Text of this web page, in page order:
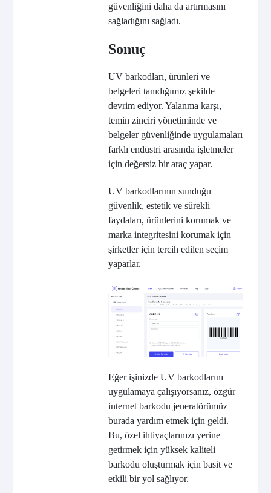
güvenliğini daha da artırmasını
sağladığını sağladı.
Sonuç
UV barkodları, ürünleri ve
belgeleri tanıdığımız şekilde
devrim ediyor. Yalanma karşı,
temin zinciri yönetiminde ve
belgeler güvenliğinde uygulamaları
farklı endüstri arasında işletmeler
için değersiz bir araç yapar.
UV barkodlarının sunduğu
güvenlik, estetik ve sürekli
faydaları, ürünlerini korumak ve
marka integritesini korumak için
şirketler için tercih edilen seçim
yaparlar.
Eğer işinizde UV barkodlarını
uygulamaya çalışıyorsanız, özgür
internet barkodu jeneratörümüz
burada yardım etmek için geldi.
Bu, özel ihtiyaçlarınızı yerine
getirmek için yüksek kaliteli
barkodu oluşturmak için basit ve
etkili bir yol sağlıyor.